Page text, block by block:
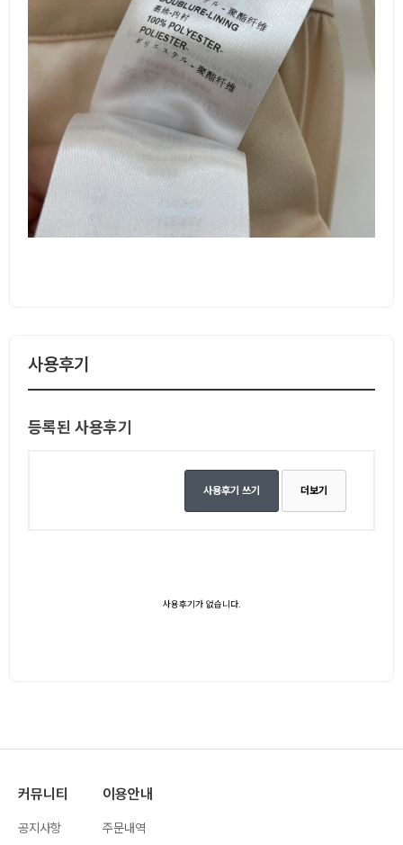
사용후기
등록된 사용후기
사용후기 쓰기 더보기
사용후기가 없습니다.
커뮤니티
공지사항
이용안내
주문내역